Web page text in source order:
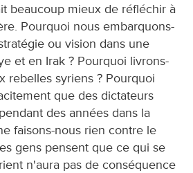
beaucoup mieux de réfléchir à
Pourquoi nous embarquons-
ou vision dans une
et en Irak ? Pourquoi livrons-
rebelles syriens ? Pourquoi
que des dictateurs
des années dans la
faisons-nous rien contre le
gens pensent que ce qui se
n'aura pas de conséquence